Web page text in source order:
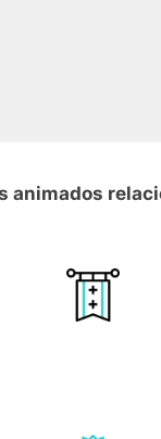
animados